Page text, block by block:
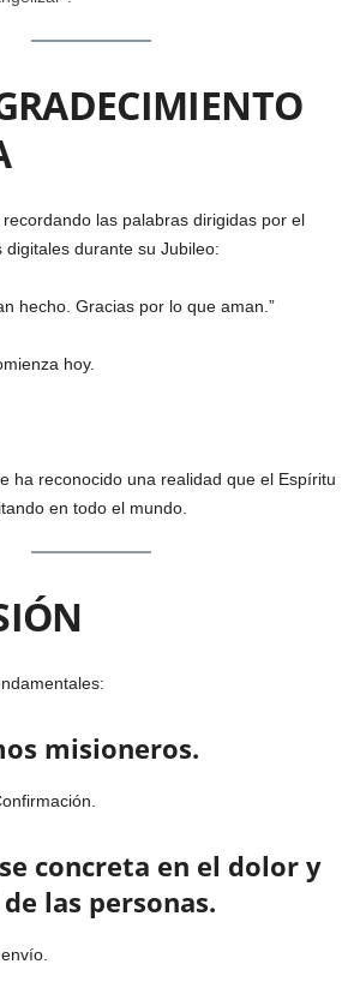
las palabras dirigidas por el
digitales durante su Jubileo:
hecho. Gracias por lo que aman.”
hoy.
ha reconocido una realidad que el Espíritu
en todo el mundo.
misioneros.
concreta en el dolor y
las personas.